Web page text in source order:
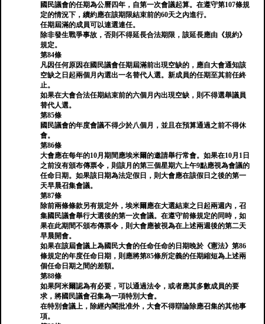
國民議會的任期為公曆四年，自第一次會議起算。在遵守第107條規
定的情況下，續約應在該期限結束前的60天之內進行。
任期屆滿的成員可以連選連任。
除非發生戰爭事故，否則不得延長合法期限，該延長應由《規約》
規定。
第84條
凡因任何原因在國民議會任期屆滿前出現空缺的，應自大會通知該
空缺之日起兩個月內選出一名替代人選。新成員的任期至其前任終
止。
如果在大會合法任期結束前的六個月內出現空缺，則不得選舉議員
替代人選。
第85條
國民議會的年度會議不得少於八個月，並且在預算通過之前不得休
會。
第86條
大會應在每年的10月期間應埃米爾的邀請舉行常會。如果在10月1日
之前沒有頒布傳票令，則該月的第三個星期六上午9點應視為會議的
任命日期。如果該日期為法定假日，則大會應在該假日之後的第一
天早晨召集會議。
第87條
除前兩條條款另有規定外，埃米爾應在大選結束之日起兩週內，召
集國民議會舉行大選後的第一次會議。在遵守前條規定的同時，如
果在此期間不頒布傳票令，則大會應被視為在上述兩週後的第二天
早晨開會。
如果在該屆會議上為國民大會的任命任命的日期晚於《憲法》第86
條規定的年度任命日期，則應將第85條所定義的任期縮短為上述兩
個任命日期之間的差額。
第88條
如果阿米爾認為有必要，可以通過法令，或者應其多數成員的要
求，將國民議會召集為一項特別大會。
在特別會議上，除經內閣批准外，大會不得辯論除應召集的其他事
項。